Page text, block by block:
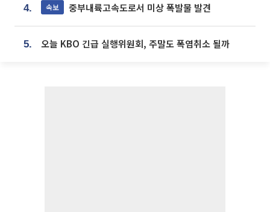
4. 속보 중부내륙고속도로서 미상 폭발물 발견
5. 오늘 KBO 긴급 실행위원회, 주말도 폭염취소 될까